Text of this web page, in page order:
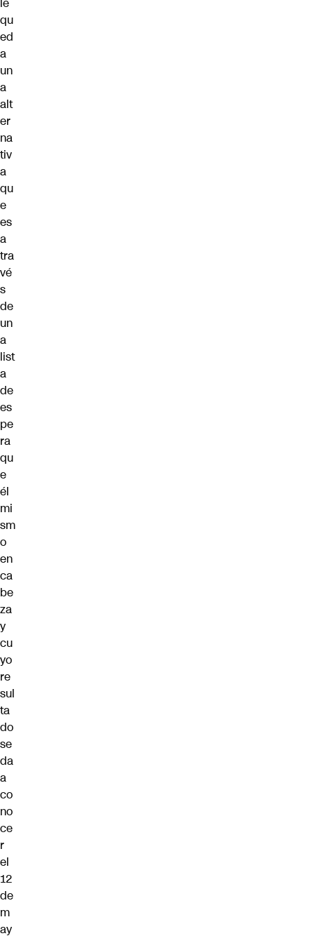
qu
ed
a
un
a
alt
er
na
tiv
a
qu
e
es
a
tra
vé
s
de
un
a
list
a
de
es
pe
ra
qu
e
él
mi
sm
o
en
ca
be
za
y
cu
yo
re
sul
ta
do
se
da
a
co
no
ce
r
el
12
de
m
ay